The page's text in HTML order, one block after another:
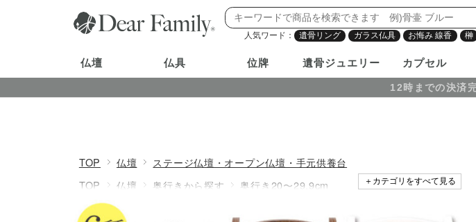
12時までの決済
人気ワード： 遺骨リング ガラス仏具 お悔み 線香 榊
仏壇 仏具 位牌 遺骨ジュエリー カプセル
TOP 仏壇
ステージ仏壇・オープン仏壇・手元供養台
TOP
仏壇 奥行きから探す
奥行き20〜29.9cm
TOP
仏壇
＋カテゴリをすべて見る